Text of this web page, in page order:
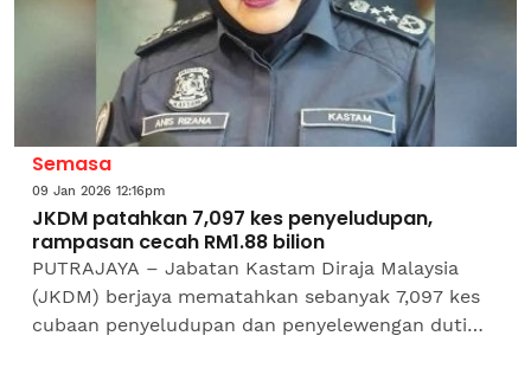
Semasa
09 Jan 2026 12:16pm
JKDM patahkan 7,097 kes penyeludupan,
rampasan cecah RM1.88 bilion
PUTRAJAYA – Jabatan Kastam Diraja Malaysia
(JKDM) berjaya mematahkan sebanyak 7,097 kes
cubaan penyeludupan dan penyelewengan duti